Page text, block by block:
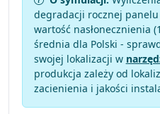
degradacji rocznej panelu
wartość nasłonecznienia
średnia dla Polski -
swojej lokalizacji w
produkcja zależy od
zacienienia i jakości